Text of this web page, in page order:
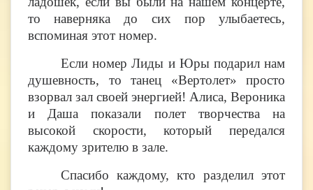
то наверняка до сих пор улыбаетесь,
вспоминая этот номер.
Если номер Лиды и Юры подарил нам
душевность, то танец «Вертолет» просто
взорвал зал своей энергией! Алиса, Вероника
и Даша показали полет творчества на
высокой скорости, который передался
каждому зрителю в зале.
Спасибо каждому, кто разделил этот